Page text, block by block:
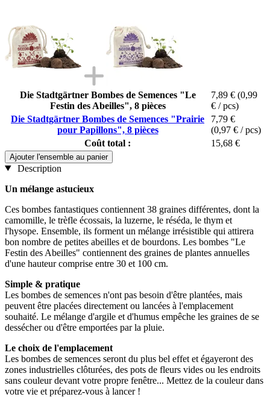
Die Stadtgärtner Bombes de Semences "Le
Festin des Abeilles", 8 pièces
7,89 € (0,99
€ / pcs)
Die Stadtgärtner Bombes de Semences "Prairie
pour Papillons", 8 pièces
7,79 €
(0,97 € / pcs)
Coût total :
15,68 €
Ajouter l'ensemble au panier
Description
Un mélange astucieux
Ces bombes fantastiques contiennent 38 graines différentes, dont la
camomille, le trèfle écossais, la luzerne, le réséda, le thym et
l'hysope. Ensemble, ils forment un mélange irrésistible qui attirera
bon nombre de petites abeilles et de bourdons. Les bombes "Le
Festin des Abeilles" contiennent des graines de plantes annuelles
d'une hauteur comprise entre 30 et 100 cm.
Simple & pratique
Les bombes de semences n'ont pas besoin d'être plantées, mais
peuvent être placées directement ou lancées à l'emplacement
souhaité. Le mélange d'argile et d'humus empêche les graines de se
dessécher ou d'être emportées par la pluie.
Le choix de l'emplacement
Les bombes de semences seront du plus bel effet et égayeront des
zones industrielles clôturées, des pots de fleurs vides ou les endroits
sans couleur devant votre propre fenêtre... Mettez de la couleur dans
votre vie et préparez-vous à lancer !